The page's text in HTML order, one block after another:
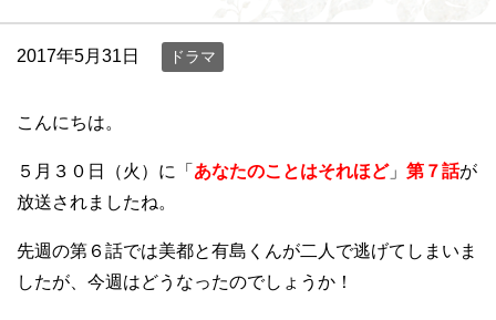
2017年5月31日 ドラマ
こんにちは。
５月３０日（火）に「 あなたのことはそれほど」 第７話が
放送されましたね。
先週の第６話では美都と有島くんが二人で逃げてしまいま
したが、今週はどうなったのでしょうか！